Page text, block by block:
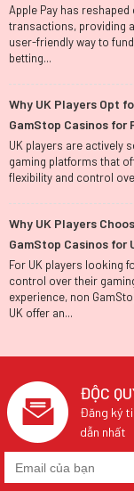
Apple Pay has reshaped
transactions, providing
user-friendly way to
betting...
Why UK Players Opt
GamStop Casinos for
Gaming Options
UK players are actively
gaming platforms that
flexibility and control
Why UK Players
GamStop Casinos for
Casino Freedom
For UK players looking
control over their
experience, non
UK offer an...
ĐỘC
Đăng ký
dẫn nhất